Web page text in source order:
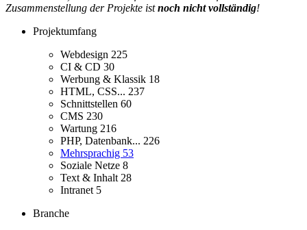
Zusammenstellung der Projekte istnoch nicht vollständig!
Projektumfang
Webdesign 225
CI & CD 30
Werbung & Klassik 18
HTML, CSS... 237
Schnittstellen 60
CMS 230
Wartung 216
PHP, Datenbank... 226
Mehrsprachig 53
Soziale Netze 8
Text & Inhalt 28
Intranet 5
Branche